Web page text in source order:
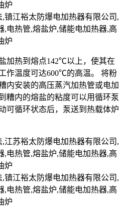
加热到熔点142℃以上，使其在
作温度可达600℃的高温。 将粉
内安装的高压蒸汽加热管或电加
糟内的熔盐的粘度可以用循环泵
可循环状态后，泵送到热载体炉